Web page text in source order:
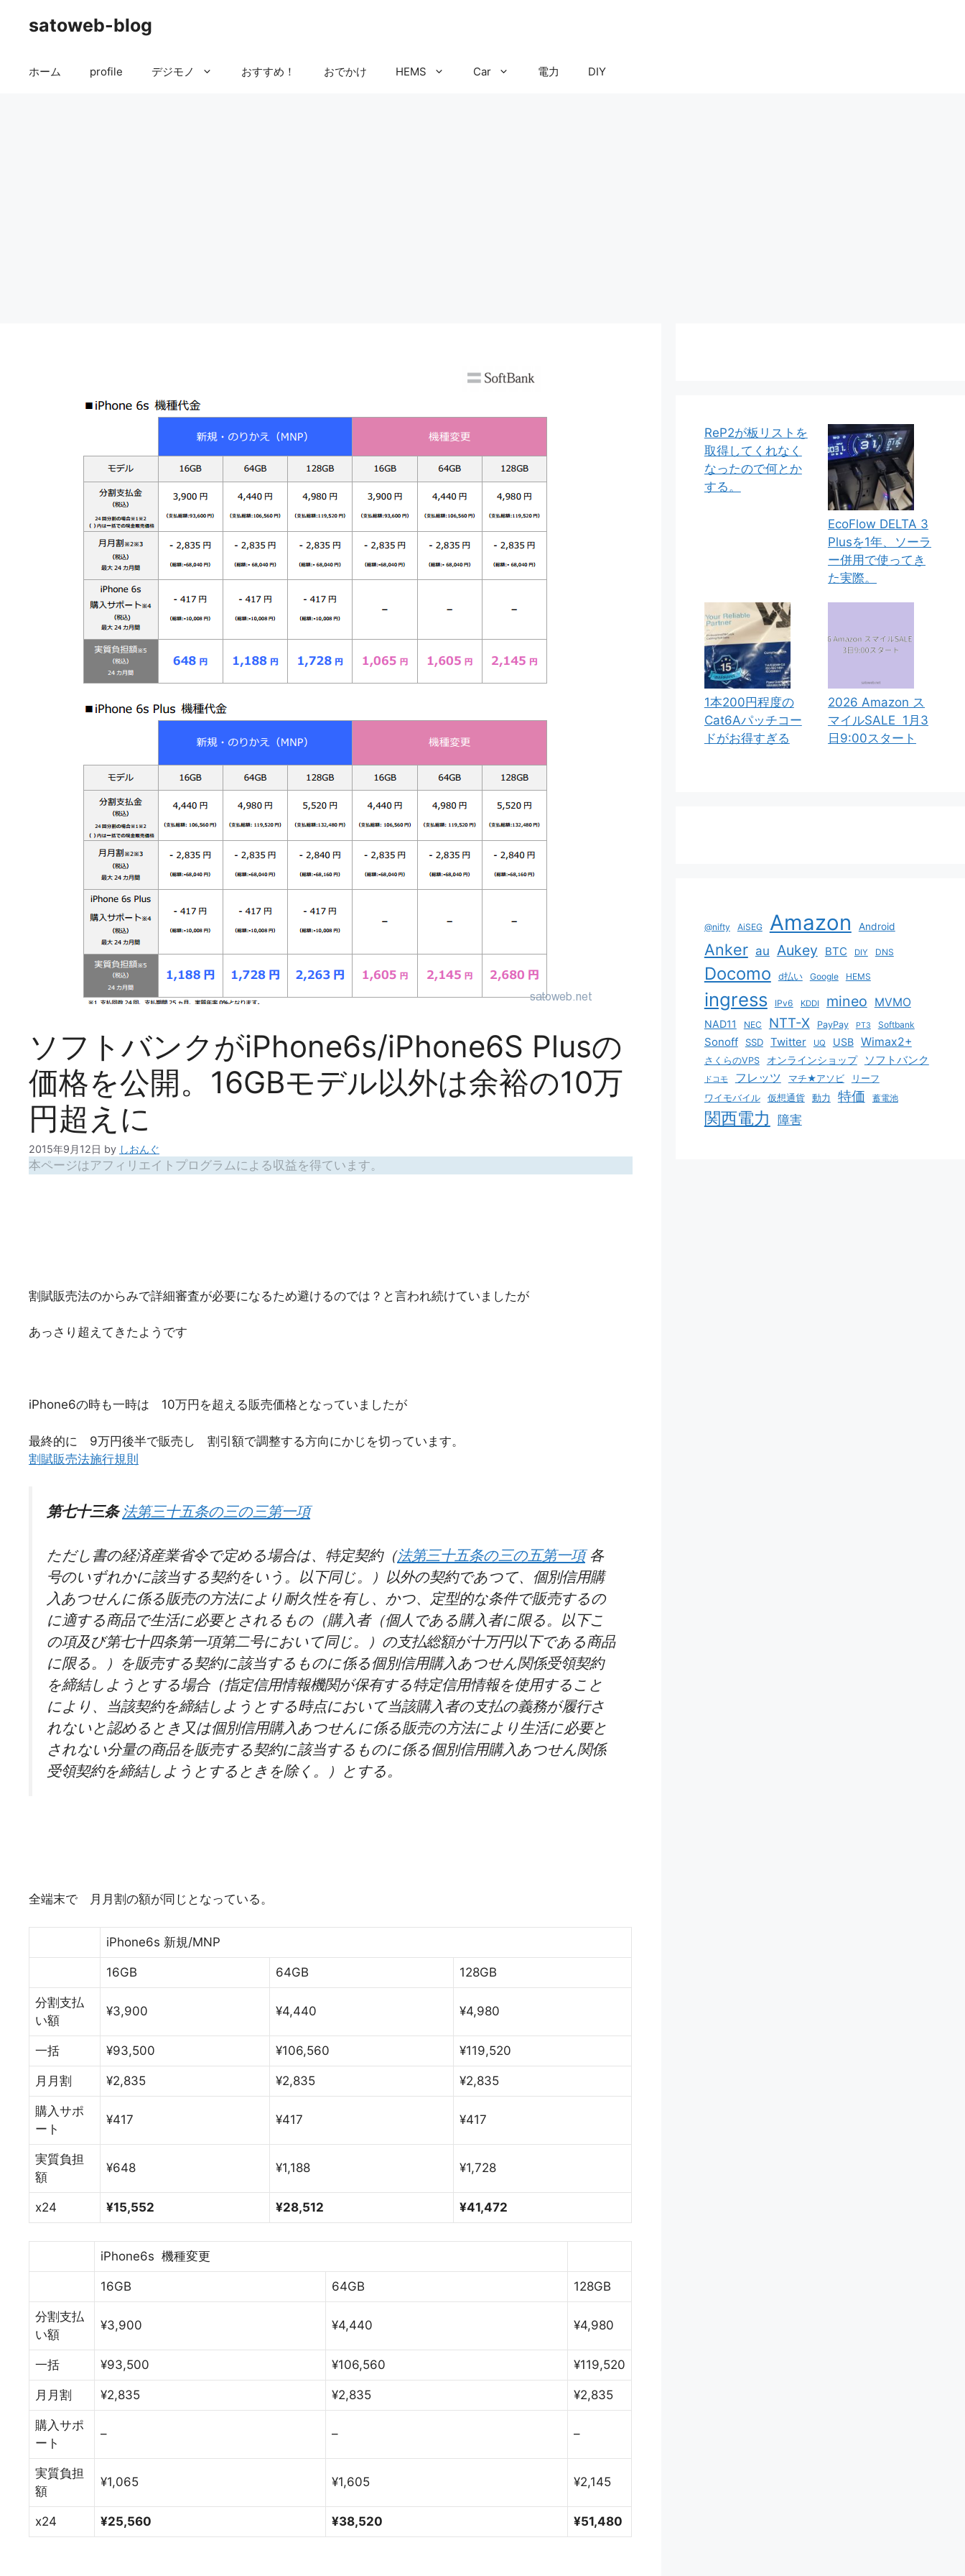
satoweb-blog
ホーム profile デジモノ おすすめ！ おでかけ HEMS Car 電力 DIY
ソフトバンクがiPhone6s/iPhone6S Plusの
価格を公開。16GBモデル以外は余裕の10万
円超えに
2015年9月12日 by しおんぐ
本ページはアフィリエイトプログラムによる収益を得ています。
割賦販売法のからみで詳細審査が必要になるため避けるのでは？と言われ続けていましたが
あっさり超えてきたようです
iPhone6の時も一時は 10万円を超える販売価格となっていましたが
最終的に 9万円後半で販売し 割引額で調整する方向にかじを切っています。
割賦販売法施行規則
第七十三条法第三十五条の三の三第一項
ただし書の経済産業省令で定める場合は、特定契約（法第三十五条の三の五第一項各
号のいずれかに該当する契約をいう。以下同じ。）以外の契約であつて、個別信用購
入あつせんに係る販売の方法により耐久性を有し、かつ、定型的な条件で販売するの
に適する商品で生活に必要とされるもの（購入者（個人である購入者に限る。以下こ
の項及び第七十四条第一項第二号において同じ。）の支払総額が十万円以下である商品
に限る。）を販売する契約に該当するものに係る個別信用購入あつせん関係受領契約
を締結しようとする場合（指定信用情報機関が保有する特定信用情報を使用すること
により、当該契約を締結しようとする時点において当該購入者の支払の義務が履行さ
れないと認めるとき又は個別信用購入あつせんに係る販売の方法により生活に必要と
されない分量の商品を販売する契約に該当するものに係る個別信用購入あつせん関係
受領契約を締結しようとするときを除く。）とする。
全端末で 月月割の額が同じとなっている。
iPhone6s 新規/MNP
16GB 64GB 128GB
分割支払
い額
¥3,900 ¥4,440 ¥4,980
一括 ¥93,500 ¥106,560 ¥119,520
月月割 ¥2,835 ¥2,835 ¥2,835
購入サポ
ート
¥417 ¥417 ¥417
実質負担
額
¥648 ¥1,188 ¥1,728
x24 ¥15,552 ¥28,512 ¥41,472
iPhone6s 機種変更
16GB 64GB 128GB
分割支払
い額
¥3,900 ¥4,440 ¥4,980
一括 ¥93,500 ¥106,560 ¥119,520
月月割 ¥2,835 ¥2,835 ¥2,835
購入サポ
ート
– – –
実質負担
額
¥1,065 ¥1,605 ¥2,145
x24 ¥25,560 ¥38,520 ¥51,480
ReP2が板リストを
取得してくれなく
なったので何とか
する。
EcoFlow DELTA 3
Plusを1年、ソーラ
ー併用で使ってき
た実際。
1本200円程度の
Cat6Aパッチコー
ドがお得すぎる
2026 Amazon ス
マイルSALE 1月3
日9:00スタート
@nifty AiSEG Amazon Android
Anker au Aukey BTC DIY DNS
Docomo d払い Google HEMS
ingress IPv6 KDDI mineo MVMO
NAD11 NEC NTT-X PayPay PT3 Softbank
Sonoff SSD Twitter UQ USB Wimax2+
さくらのVPS オンラインショップ ソフトバンク
ドコモ フレッツ マチ★アソビ
リーフ
ワイモバイル
仮想通貨 動力 特価 蓄電池
関西電力 障害